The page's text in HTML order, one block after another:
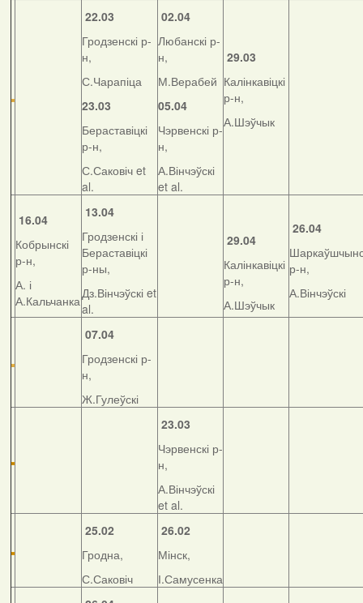
22.03
Гродзенскі р-
н,
С.Чарапіца
23.03
Бераставіцкі
р-н,
С.Саковіч et
al.
02.04
Любанскі р-
н,
М.Верабей
05.04
Чэрвенскі р-
н,
А.Вінчэўскі
et al.
29.03
Калінкавіцкі
р-н,
А.Шэўчык
16.04
Кобрынскі
р-н,
А. і
А.Кальчанка
13.04
Гродзенскі і
Бераставіцкі
р-ны,
Дз.Вінчэўскі et
al.
29.04
Калінкавіцкі
р-н,
А.Шэўчык
26.04
р-н,
А.Вінчэўскі
07.04
Гродзенскі р-
н,
Ж.Гулеўскі
23.03
Чэрвенскі р-
н,
А.Вінчэўскі
et al.
25.02
Гродна,
С.Саковіч
26.02
Мінск,
І.Самусенка